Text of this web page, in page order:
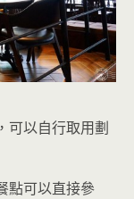
可以自行取用劃
點可以直接參